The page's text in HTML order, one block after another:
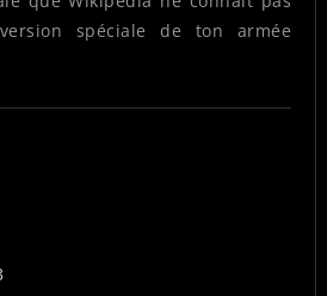
spéciale de ton armée